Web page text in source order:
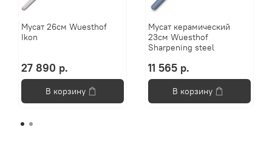
Мусат 26см Wuesthof
Ikon
27 890 р.
В корзину
Мусат керамический
23см Wuesthof
Sharpening steel
11 565 р.
В корзину